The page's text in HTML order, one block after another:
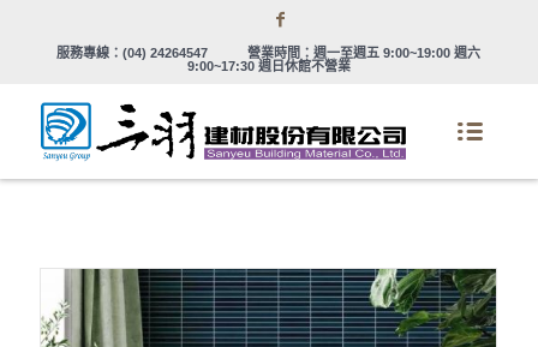
服務專線：(04) 24264547
營業時間：週一至週五 9:00~19:00 週六
9:00~17:30 週日休館不營業